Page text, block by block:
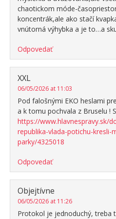
chaotickom móde-
koncentrák,ale ako stačí
vnútorná výhybka a je to…a
Odpovedať
XXL
06/05/2026 at 11:03
Pod falošnými EKO heslami
a k tomu pochvala z Bruselu !
https://www.hlavnespravy.sk/
republika-vlada-potichu-kresli-
parky/4325018
Odpovedať
Objejtívne
06/05/2026 at 11:26
Protokol je jednoduchý, treba